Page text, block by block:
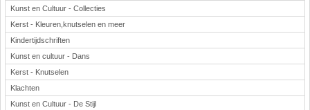
Kunst en Cultuur - Collecties
Kerst - Kleuren,knutselen en meer
Kindertijdschriften
Kunst en cultuur - Dans
Kerst - Knutselen
Klachten
Kunst en Cultuur - De Stijl